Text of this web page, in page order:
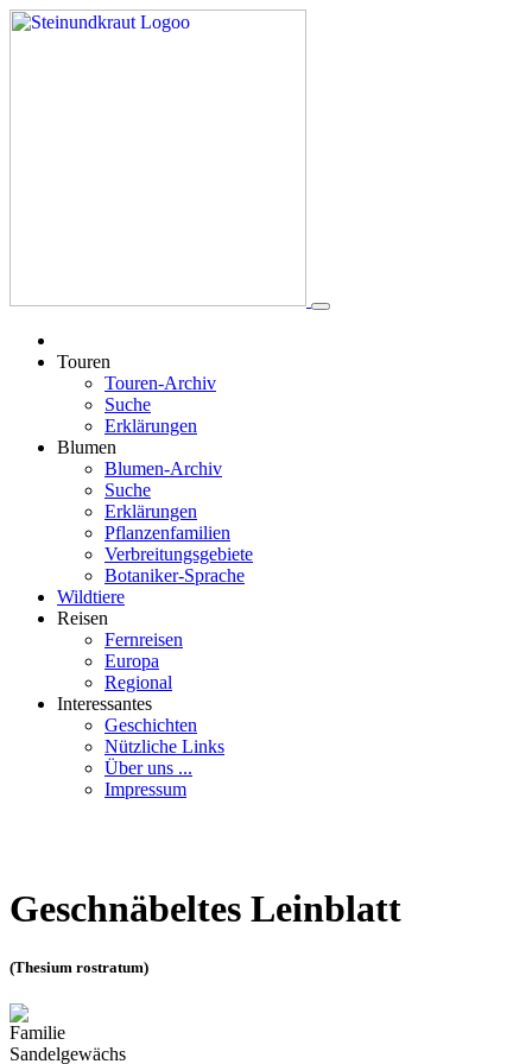
Touren
Touren-Archiv
Suche
Erklärungen
Blumen
Blumen-Archiv
Suche
Erklärungen
Pflanzenfamilien
Verbreitungsgebiete
Botaniker-Sprache
Wildtiere
Reisen
Fernreisen
Europa
Regional
Interessantes
Geschichten
Nützliche Links
Über uns ...
Impressum
Geschnäbeltes Leinblatt
(Thesium rostratum)
Familie
Sandelgewächs